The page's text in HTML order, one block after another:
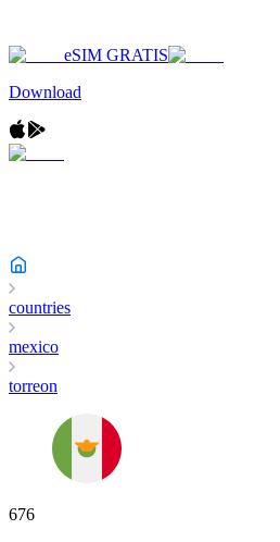
eSIM GRATIS
Download
countries
mexico
torreon
676